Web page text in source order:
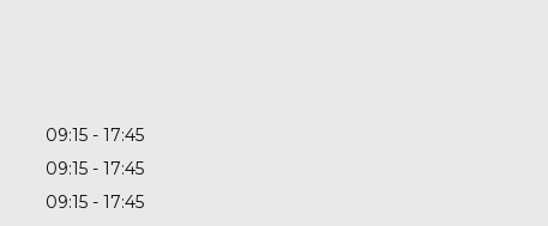
09:15
17:45
09:15
17:45
09:15
17:45